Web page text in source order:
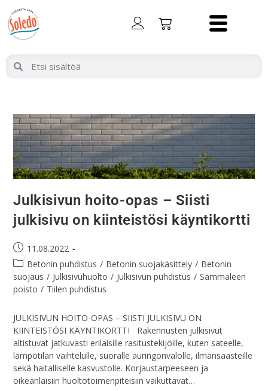
Julkisivun hoito-opas – Siisti
julkisivu on kiinteistösi käyntikortti
11.08.2022
Betonin puhdistus / Betonin suojakäsittely / Betonin
suojaus / Julkisivuhuolto / Julkisivun puhdistus / Sammaleen
poisto / Tiilen puhdistus
JULKISIVUN HOITO-OPAS – SIISTI JULKISIVU ON
KIINTEISTÖSI KÄYNTIKORTTI Rakennusten julkisivut
altistuvat jatkuvasti erilaisille rasitustekijöille, kuten sateelle,
lämpötilan vaihtelulle, suoralle auringonvalolle, ilmansaasteille
sekä haitalliselle kasvustolle. Korjaustarpeeseen ja
oikeanlaisiin huoltotoimenpiteisiin vaikuttavat…